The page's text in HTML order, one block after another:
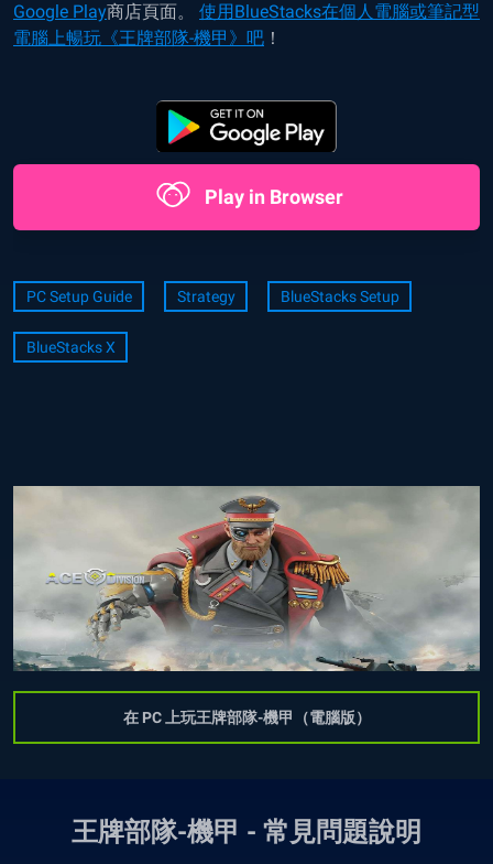
Google Play商店頁面。 使用BlueStacks在個人電腦或筆記型
電腦上暢玩《王牌部隊-機甲》吧 ！
Play in Browser
PC Setup Guide Strategy BlueStacks Setup
BlueStacks X
在 PC 上玩王牌部隊-機甲（電腦版）
王牌部隊-機甲 - 常見問題說明